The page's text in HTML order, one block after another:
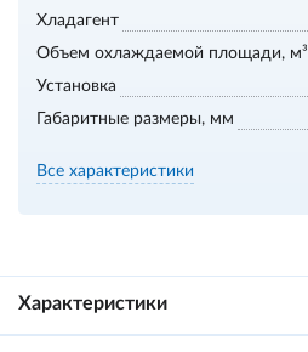
Хладагент
Объем охлаждаемой площади, м³
Установка
Габаритные размеры, мм
Все характеристики
Характеристики